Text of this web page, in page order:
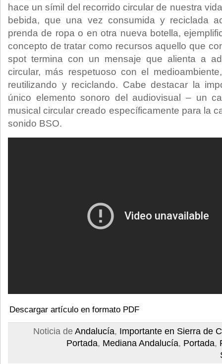
hace un símil del recorrido circular de nuestra
bebida, que una vez consumida y reciclada
prenda de ropa o en otra nueva botella,
concepto de tratar como recursos aquello que
spot termina con un mensaje que alienta a
circular, más respetuoso con el
reutilizando y reciclando. Cabe destacar la
único elemento sonoro del audiovisual – un
musical circular creado específicamente para la
sonido BSO.
Descargar artículo en formato PDF
Noticia de Andalucía, Importante en Sierra de
Portada, Mediana Andalucía, Portada,